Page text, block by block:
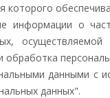
которого
информации о
обработка
данными с
данных".